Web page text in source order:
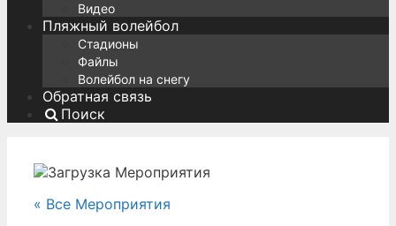
Видео
Пляжный волейбол
Стадионы
Файлы
Волейбол на снегу
Обратная связь
Поиск
« Все Мероприятия